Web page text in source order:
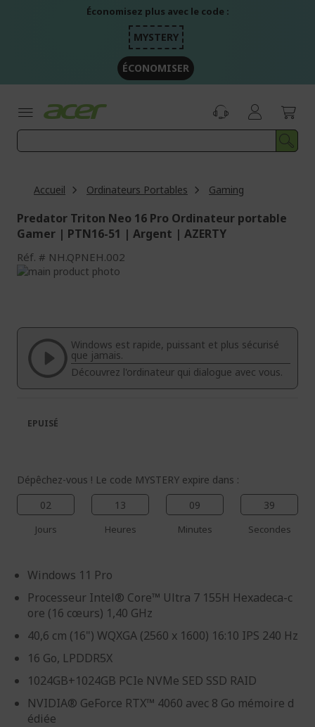
Économisez plus avec le code :
MYSTERY
ÉCONOMISER
Accueil Ordinateurs Portables Gaming
Predator Triton Neo 16 Pro Ordinateur portable
Gamer | PTN16-51 | Argent | AZERTY
Réf. NH.QPNEH.002
Passer
de
galerie
d’images
de
Galerie
d’images
Windows est rapide, puissant et plus sécurisé
que jamais.
Découvrez l'ordinateur qui dialogue avec vous.
Dépêchez-vous ! Le code MYSTERY expire dans :
02
Jours
13
Heures
09
Minutes
38
Secondes
Windows 11 Pro
Processeur Intel® Core™ Ultra 7 155H Hexadeca-c
ore (16 cœurs) 1,40 GHz
40,6 cm (16") WQXGA (2560 x 1600) 16:10 IPS 240 Hz
16 Go, LPDDR5X
1024GB+1024GB PCIe NVMe SED SSD RAID
NVIDIA® GeForce RTX™ 4060 avec 8 Go mémoire d
édiée
EPUISÉ